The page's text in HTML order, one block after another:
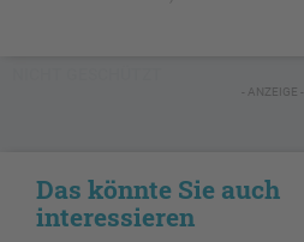
- ANZEIGE -
Das könnte Sie auch
interessieren